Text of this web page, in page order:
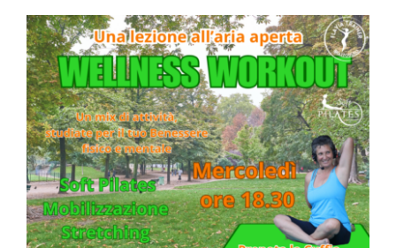
Contatti
Search
for:
View
Larger
Image